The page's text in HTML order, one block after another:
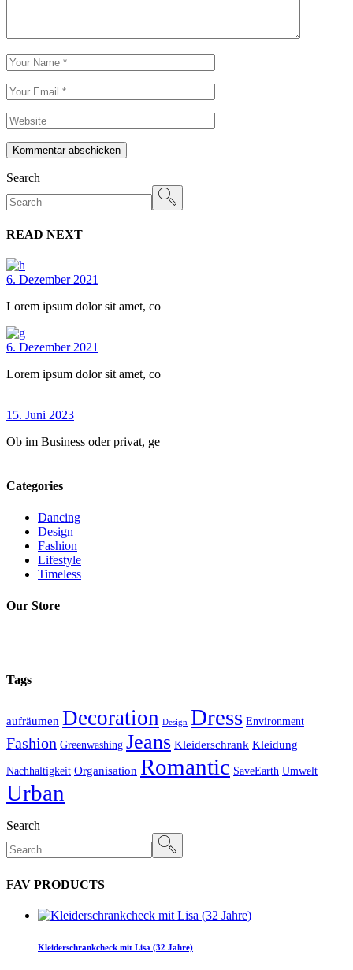
Kommentar abschicken
Search
READ NEXT
6. Dezember 2021
Lorem ipsum dolor sit amet, co
6. Dezember 2021
Lorem ipsum dolor sit amet, co
15. Juni 2023
Ob im Business oder privat, ge
Categories
Dancing
Design
Fashion
Lifestyle
Timeless
Our Store
Tags
aufräumen Decoration Design Dress Environment
Fashion Greenwashing Jeans Kleiderschrank Kleidung
Nachhaltigkeit Organisation Romantic SaveEarth Umwelt
Urban
Search
FAV PRODUCTS
Kleiderschrankcheck mit Lisa (32 Jahre)